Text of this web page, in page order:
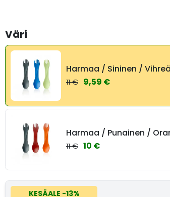
Väri
Harmaa / Sininen / Vihreä
11 € 9,59 €
Harmaa / Punainen /
11 € 10 €
KESÄALE -13%